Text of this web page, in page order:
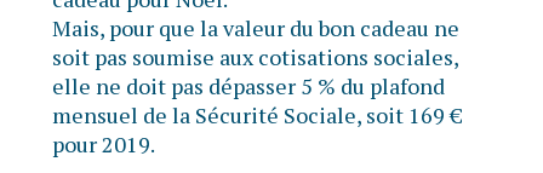
Mais, pour que la valeur du bon cadeau ne
soit pas soumise aux cotisations sociales,
elle ne doit pas dépasser 5 % du plafond
mensuel de la Sécurité Sociale, soit 169 €
pour 2019.